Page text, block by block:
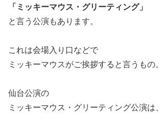
「ミッキーマウス・グリーティング」
と言う公演もあります。
これは会場入り口などで
ミッキーマウスがご挨拶すると言うもの。
仙台公演の
ミッキーマウス・グリーティング公演は、